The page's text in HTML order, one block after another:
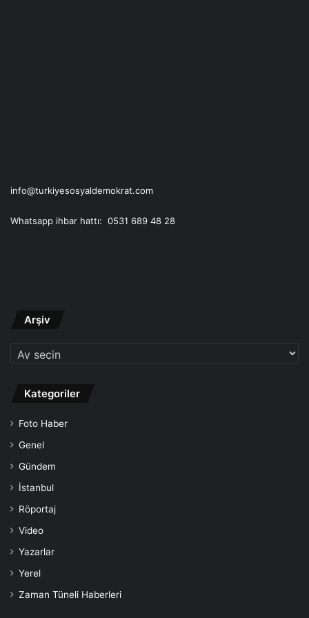
info@turkiyesosyaldemokrat.com
Whatsapp ihbar hattı: 0531 689 48 28
Arşiv
Kategoriler
Foto Haber
Genel
Gündem
İstanbul
Röportaj
Video
Yazarlar
Yerel
Zaman Tüneli Haberleri